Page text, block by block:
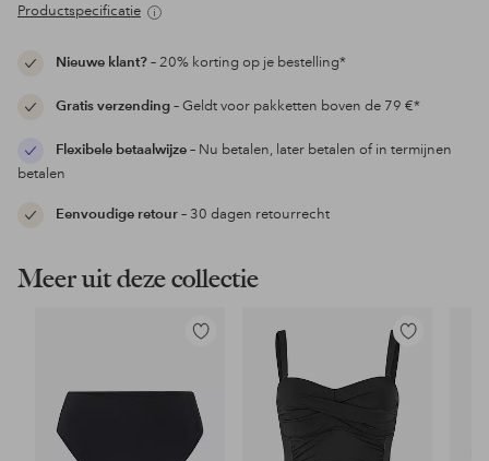
Productspecificatie
Nieuwe klant?– 20% korting op je bestelling*
Gratis verzending– Geldt voor pakketten boven de 79 €*
Flexibele betaalwijze– Nu betalen, later betalen of in termijnen
betalen
Eenvoudige retour– 30 dagen retourrecht
Meer uit deze collectie
Toevoegen
Toevoegen
aan
favorieten